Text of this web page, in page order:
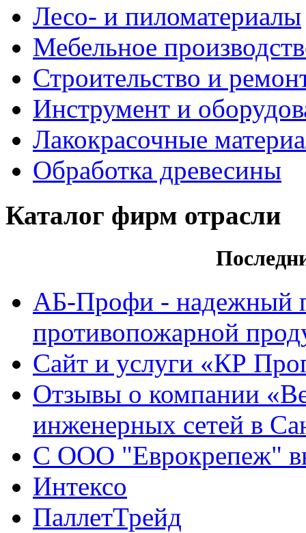
Лесо- и пиломатериалы
Мебельное
Строительство и
Инструмент и
Лакокрасочные
Обработка древесины
Каталог фирм отрасли
АБ-Профи - надежный
противопожарной
Сайт и услуги «КР
Отзывы о компании
инженерных сетей в
С ООО "Еврокрепеж"
Интексо
ПаллетТрейд